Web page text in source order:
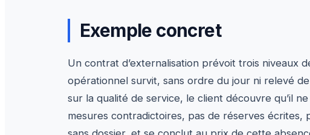
Exemple concret
Un contrat d’externalisation prévoit trois niveaux
opérationnel survit, sans ordre du jour ni relevé
sur la qualité de service, le client découvre qu’il
mesures contradictoires, pas de réserves écrites,